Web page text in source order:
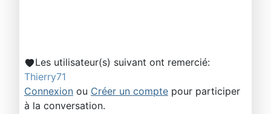
Les utilisateur(s) suivant ont remercié:
Thierry71
Connexion ou Créer un compte pour participer
à la conversation.